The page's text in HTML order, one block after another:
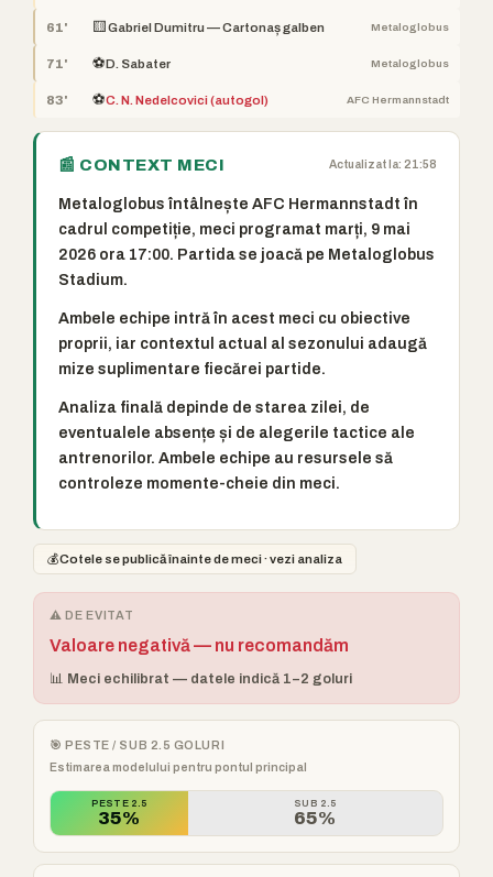
61' 🟨 Gabriel Dumitru — Cartonaș galben Metaloglobus
71' ⚽D. Sabater Metaloglobus
83' ⚽C. N. Nedelcovici (autogol) AFC Hermannstadt
📰 CONTEXT MECI Actualizat la: 21:58
Metaloglobus întâlnește AFC Hermannstadt în
cadrul competiție, meci programat marți, 9 mai
2026 ora 17:00. Partida se joacă pe Metaloglobus
Stadium.
Ambele echipe intră în acest meci cu obiective
proprii, iar contextul actual al sezonului adaugă
mize suplimentare fiecărei partide.
Analiza finală depinde de starea zilei, de
eventualele absențe și de alegerile tactice ale
antrenorilor. Ambele echipe au resursele să
controleze momente-cheie din meci.
💰Cotele se publică înainte de meci · vezi analiza
⚠️ DE EVITAT
Valoare negativă — nu recomandăm
📊 Meci echilibrat — datele indică 1–2 goluri
🎯 PESTE / SUB 2.5 GOLURI
Estimarea modelului pentru pontul principal
PESTE 2.5
35%
SUB 2.5
65%